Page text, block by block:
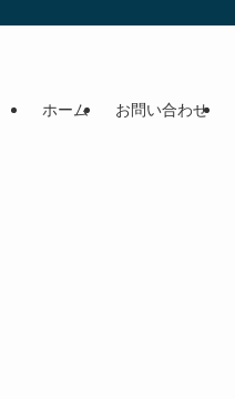
ホーム お問い合わせ